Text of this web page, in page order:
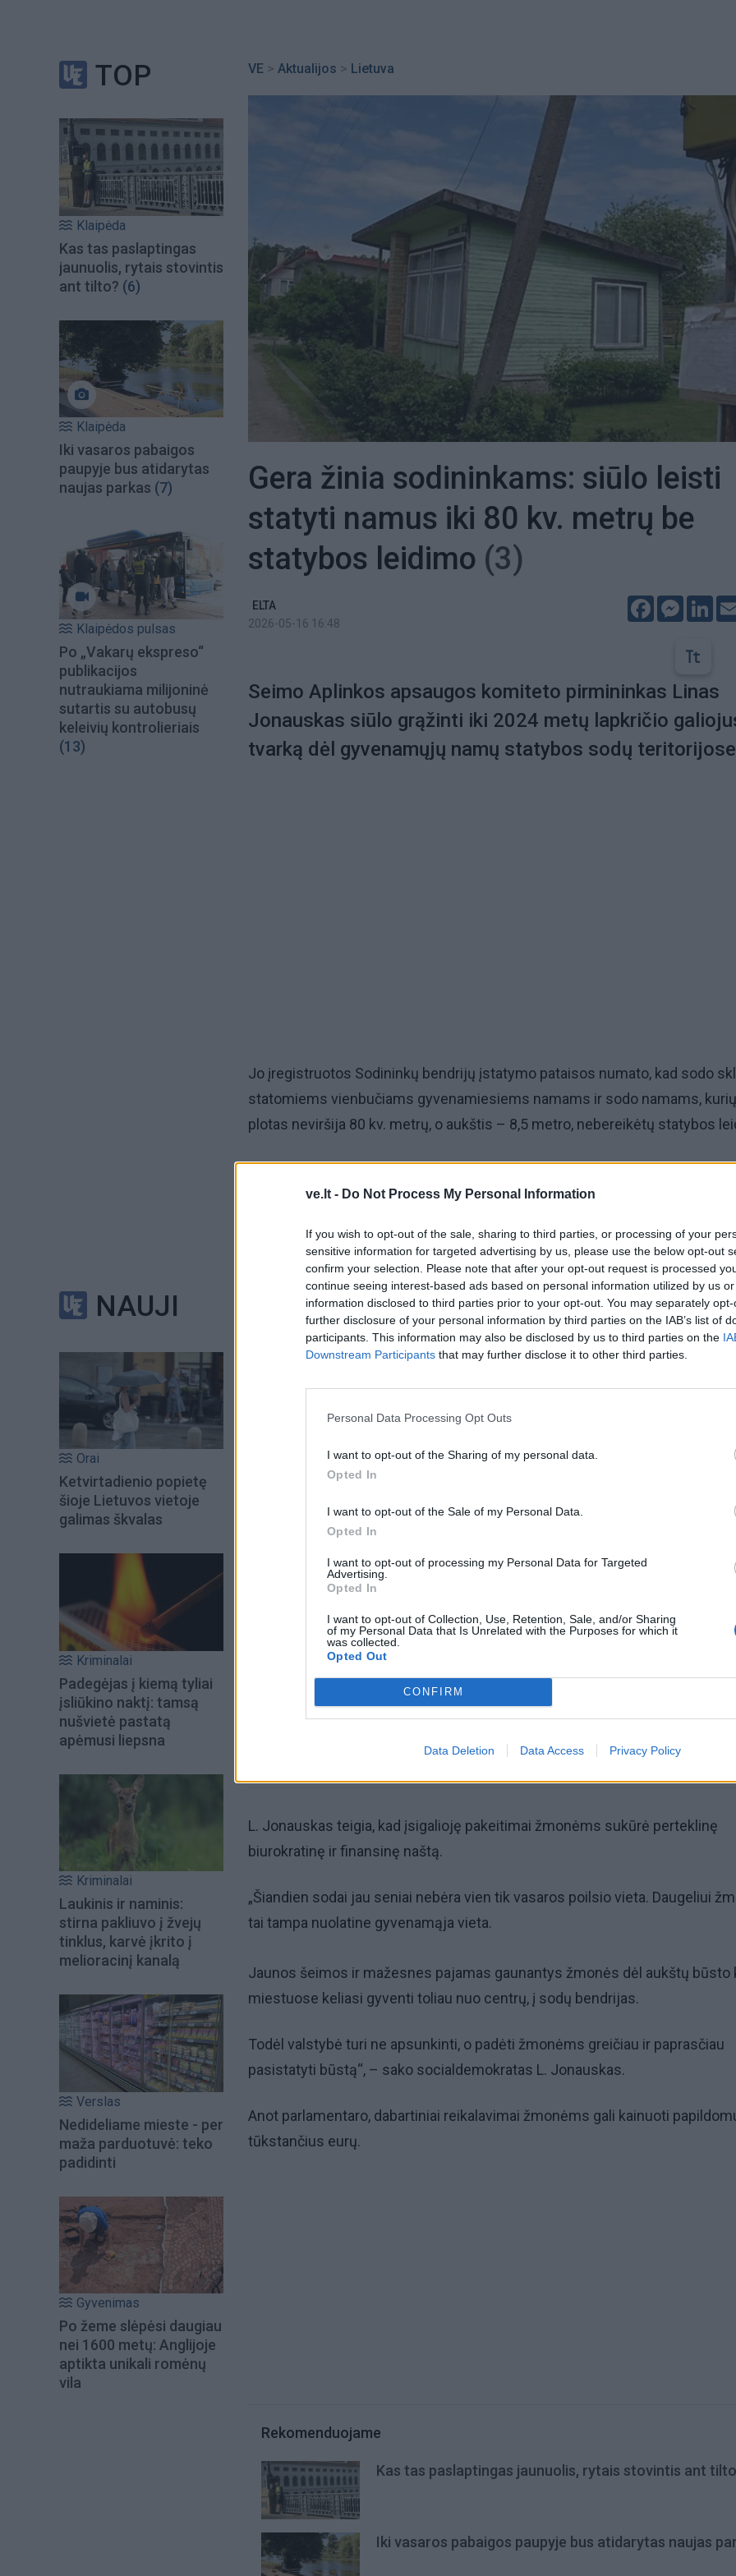
ve.lt - Do Not Process My Personal Information
If you wish to opt-out of the sale, sharing to third parties, or processing of your
sensitive information for targeted advertising by us, please use the below opt-out
confirm your selection. Please note that after your opt-out request is processed
continue seeing interest-based ads based on personal information utilized by us
information disclosed to third parties prior to your opt-out. You may separately
further disclosure of your personal information by third parties on the IAB’s list of
participants. This information may also be disclosed by us to third parties on the
Downstream Participants that may further disclose it to other third parties.
Personal Data Processing Opt Outs
I want to opt-out of the Sharing of my personal data.
Opted In
I want to opt-out of the Sale of my Personal Data.
Opted In
I want to opt-out of processing my Personal Data for Targeted
Advertising.
Opted In
I want to opt-out of Collection, Use, Retention, Sale, and/or Sharing
of my Personal Data that Is Unrelated with the Purposes for which it
was collected.
Opted Out
CONFIRM
Data Deletion Data Access Privacy Policy
TOP
Klaipėda
Kas tas paslaptingas
jaunuolis, rytais stovintis
ant tilto? (6)
Klaipėda
Iki vasaros pabaigos
paupyje bus atidarytas
naujas parkas (7)
Klaipėdos pulsas
Po „Vakarų ekspreso“
publikacijos
nutraukiama milijoninė
sutartis su autobusų
keleivių kontrolieriais
(13)
NAUJI
Orai
Ketvirtadienio popietę
šioje Lietuvos vietoje
galimas škvalas
Kriminalai
Padegėjas į kiemą tyliai
įsliūkino naktį: tamsą
nušvietė pastatą
apėmusi liepsna
Kriminalai
Laukinis ir naminis:
stirna pakliuvo į žvejų
tinklus, karvė įkrito į
melioracinį kanalą
Verslas
Nedideliame mieste - per
maža parduotuvė: teko
padidinti
Gyvenimas
Po žeme slėpėsi daugiau
nei 1600 metų: Anglijoje
aptikta unikali romėnų
vila
VE > Aktualijos > Lietuva
Gera žinia sodininkams: siūlo leisti
statyti namus iki 80 kv. metrų be
statybos leidimo (3)
ELTA
2026-05-16 16:48
Facebook
Seimo Aplinkos apsaugos komiteto pirmininkas Linas
Jonauskas siūlo grąžinti iki 2024 metų lapkričio
tvarką dėl gyvenamųjų namų statybos sodų
Jo įregistruotos Sodininkų bendrijų įstatymo pataisos numato, kad sodo
statomiems vienbučiams gyvenamiesiems namams ir sodo namams, kurių
plotas neviršija 80 kv. metrų, o aukštis – 8,5 metro, nebereikėtų statybos
statyba, jaunoms šeimoms ir mažiau pasiturintiems žmonėms būtų
Šiuo metu galiojanti tvarka numato, kad be statybos leidimo galima statyti
50 kv. metrų ploto ir iki 5 metrų aukščio statinius. Didesniems pastatams
projektai, leidimai ir papildomi derinimai.
Aiškiaregės pranašystė: numatė katastrofišką karo
Taro kortų horoskopas rugpjūčio 6 dienai:
L. Jonauskas teigia, kad įsigalioję pakeitimai žmonėms sukūrė perteklinę
biurokratinę ir finansinę naštą.
„Šiandien sodai jau seniai nebėra vien tik vasaros poilsio vieta. Daugeliui
tai tampa nuolatine gyvenamąja vieta.
Jaunos šeimos ir mažesnes pajamas gaunantys žmonės dėl aukštų būsto
miestuose keliasi gyventi toliau nuo centrų, į sodų bendrijas.
Todėl valstybė turi ne apsunkinti, o padėti žmonėms greičiau ir paprasčiau
pasistatyti būstą“, – sako socialdemokratas L. Jonauskas.
Anot parlamentaro, dabartiniai reikalavimai žmonėms gali kainuoti
tūkstančius eurų.
Rekomenduojame
Kas tas paslaptingas jaunuolis, rytais stovintis ant
Iki vasaros pabaigos paupyje bus atidarytas naujas